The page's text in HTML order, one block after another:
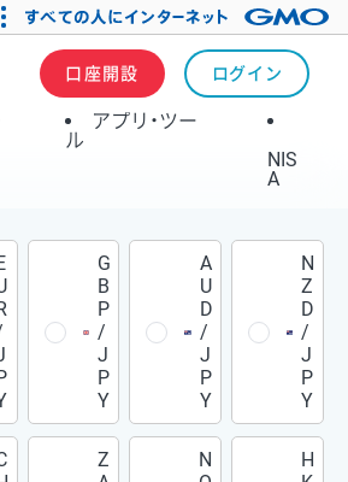
口座開設 ログイン
アプリ・ツー
ル
NIS
A
G
B
P
/
J
P
Y
A
U
D
/
J
P
Y
N
Z
D
/
J
P
Y
Z
N
H